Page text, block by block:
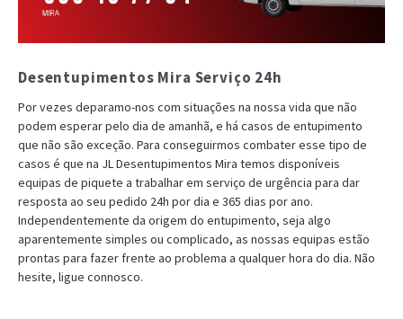
Desentupimentos Mira Serviço 24h
Por vezes deparamo-nos com situações na nossa vida que não
podem esperar pelo dia de amanhã, e há casos de entupimento
que não são exceção. Para conseguirmos combater esse tipo de
casos é que na JL Desentupimentos Mira temos disponíveis
equipas de piquete a trabalhar em serviço de urgência para dar
resposta ao seu pedido 24h por dia e 365 dias por ano.
Independentemente da origem do entupimento, seja algo
aparentemente simples ou complicado, as nossas equipas estão
prontas para fazer frente ao problema a qualquer hora do dia. Não
hesite, ligue connosco.